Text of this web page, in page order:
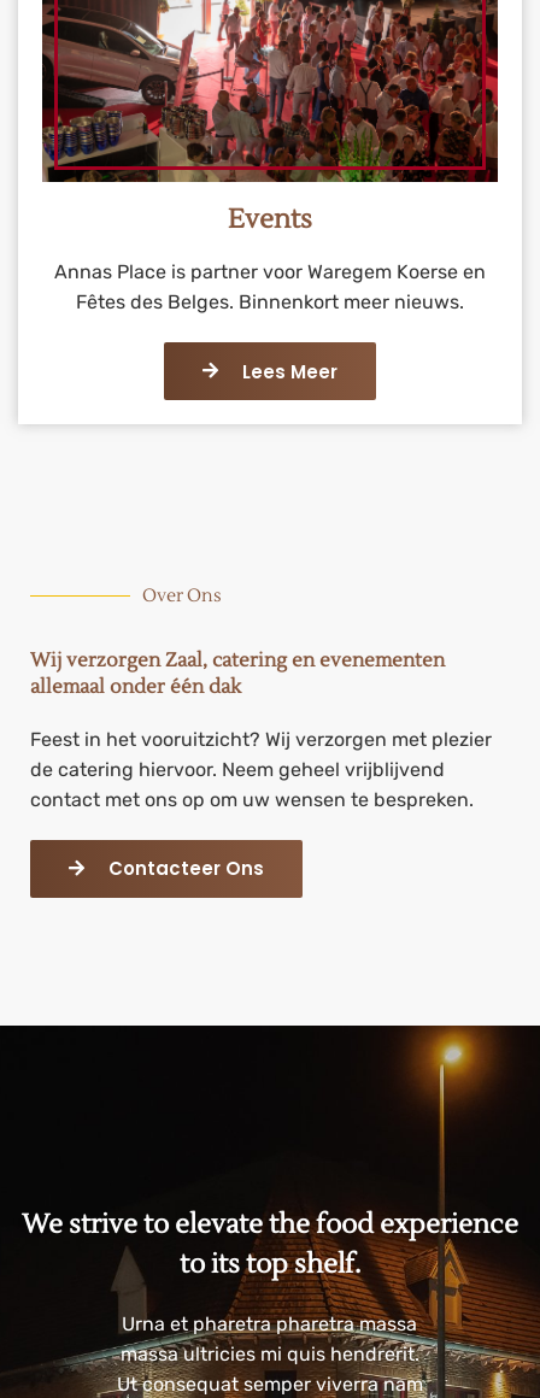
Events
Annas Place is partner voor Waregem Koerse en
Fêtes des Belges. Binnenkort meer nieuws.
Lees Meer
Over Ons
Wij verzorgen Zaal, catering en evenementen
allemaal onder één dak
Feest in het vooruitzicht? Wij verzorgen met plezier
de catering hiervoor. Neem geheel vrijblijvend
contact met ons op om uw wensen te bespreken.
Contacteer Ons
We strive to elevate the food experience
to its top shelf.
Urna et pharetra pharetra massa
massa ultricies mi quis hendrerit.
Ut consequat semper viverra nam